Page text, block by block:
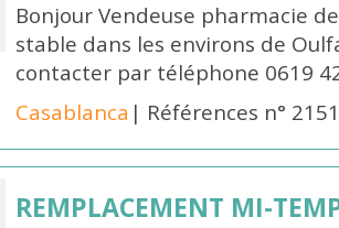
Bonjour Vendeuse pharmacie
stable dans les environs de
contacter par téléphone 0619
Casablanca | Références n°
REMPLACEMENT MI-